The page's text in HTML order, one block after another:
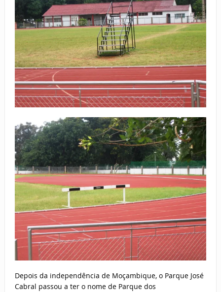
Depois da independência de Moçambique, o Parque José
Cabral passou a ter o nome de Parque dos